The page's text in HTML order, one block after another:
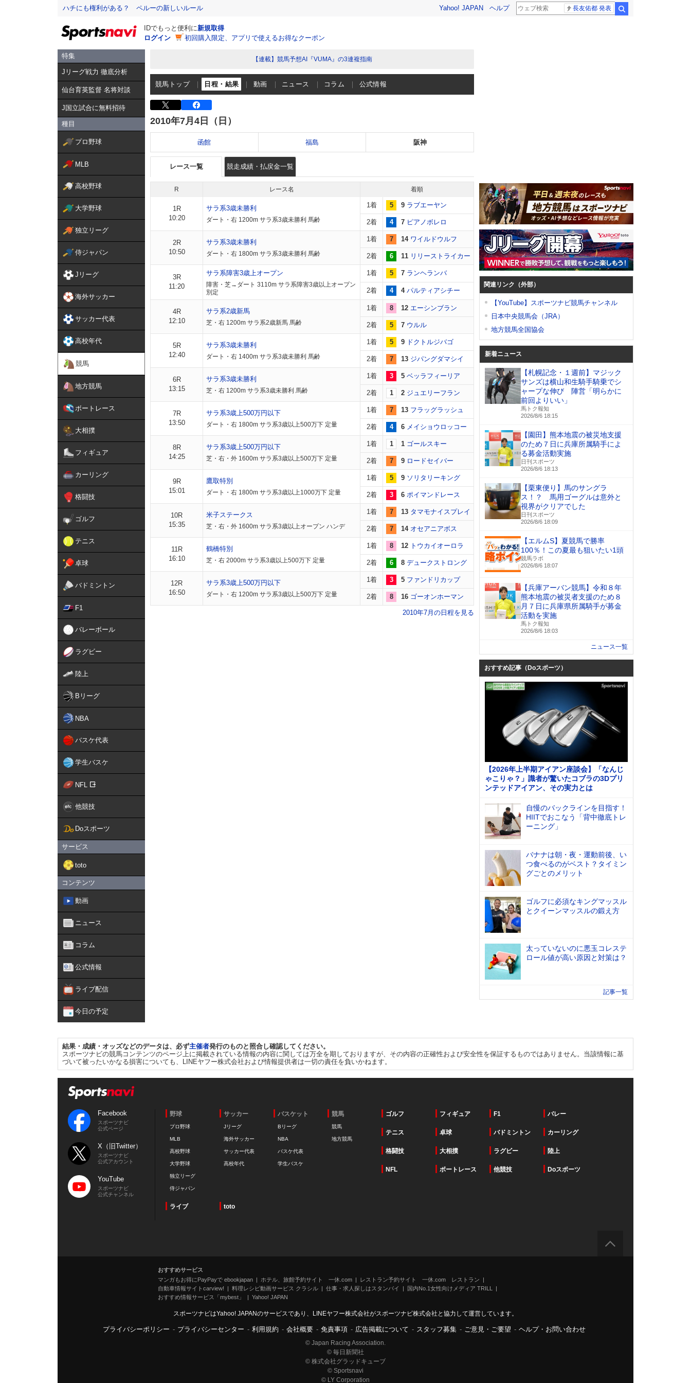
ハチにも権利がある？ ペルーの新しいルール Yahoo! JAPAN ヘルプ 長友佑都 発表
IDでもっと便利に新規取得
ログイン
初回購入限定、アプリで使えるお得なクーポン
特集
Jリーグ戦力 徹底分析
仙台育英監督 名将対談
J国立試合に無料招待
種目
プロ野球
MLB
高校野球
大学野球
独立リーグ
侍ジャパン
Jリーグ
海外サッカー
サッカー代表
高校年代
競馬
地方競馬
ボートレース
大相撲
フィギュア
カーリング
格闘技
ゴルフ
テニス
卓球
バドミントン
F1
バレーボール
ラグビー
陸上
Bリーグ
NBA
バスケ代表
学生バスケ
NFL
他競技
Doスポーツ
サービス
toto
コンテンツ
動画
ニュース
コラム
公式情報
ライブ配信
今日の予定
【連載】競馬予想AI『VUMA』の3連複指南
競馬トップ 日程・結果 動画 ニュース コラム 公式情報
2010年7月4日（日）
函館 福島 阪神
レース一覧 競走成績・払戻金一覧
R レース名 着順
1R
10:20
サラ系3歳未勝利
ダート・右 1200m サラ系3歳未勝利 馬齢
1着 5 9 ラブエーヤン
2着 4 7 ピアノボレロ
2R
10:50
サラ系3歳未勝利
ダート・右 1800m サラ系3歳未勝利 馬齢
1着 7 14 ワイルドウルフ
2着 6 11 リリーストライカー
3R
11:20
サラ系障害3歳上オープン
障害・芝→ダート 3110m サラ系障害3歳以上オープン
別定
1着 5 7 ランヘランバ
2着 4 4 パルティアシチー
4R
12:10
サラ系2歳新馬
芝・右 1200m サラ系2歳新馬 馬齢
1着 8 12 エーシンブラン
2着 5 7 ウルル
5R
12:40
サラ系3歳未勝利
ダート・右 1400m サラ系3歳未勝利 馬齢
1着 5 9 ドクトルジバゴ
2着 7 13 ジパングダマシイ
6R
13:15
サラ系3歳未勝利
芝・右 1200m サラ系3歳未勝利 馬齢
1着 3 5 ベッラフィーリア
2着 1 2 ジュエリーフラン
7R
13:50
サラ系3歳上500万円以下
ダート・右 1800m サラ系3歳以上500万下 定量
1着 7 13 フラッグラッシュ
2着 4 6 メイショウロッコー
8R
14:25
サラ系3歳上500万円以下
芝・右・外 1600m サラ系3歳以上500万下 定量
1着 1 1 ゴールスキー
2着 7 9 ロードセイバー
9R
15:01
鷹取特別
ダート・右 1800m サラ系3歳以上1000万下 定量
1着 5 9 ソリタリーキング
2着 3 6 ポイマンドレース
10R
15:35
米子ステークス
芝・右・外 1600m サラ系3歳以上オープン ハンデ
1着 7 13 タマモナイスプレイ
2着 7 14 オセアニアボス
11R
16:10
鶴橋特別
芝・右 2000m サラ系3歳以上500万下 定量
1着 8 12 トウカイオーロラ
2着 6 8 デュークストロング
12R
16:50
サラ系3歳上500万円以下
ダート・右 1200m サラ系3歳以上500万下 定量
1着 3 5 ファンドリカップ
2着 8 16 ゴーオンホーマン
2010年7月の日程を見る
関連リンク（外部）
【YouTube】スポーツナビ競馬チャンネル
日本中央競馬会（JRA）
地方競馬全国協会
新着ニュース
【札幌記念・１週前】マジック
サンズは横山和生騎手騎乗でシ
ャープな伸び 陣営「明らかに
前回よりいい」
馬トク報知
2026/8/6 18:15
【園田】熊本地震の被災地支援
のため７日に兵庫所属騎手によ
る募金活動実施
日刊スポーツ
2026/8/6 18:13
【栗東便り】馬のサングラ
ス！？ 馬用ゴーグルは意外と
視界がクリアでした
日刊スポーツ
2026/8/6 18:09
【エルムS】夏競馬で勝率
100％！この夏最も狙いたい1頭
競馬ラボ
2026/8/6 18:07
【兵庫アーバン競馬】令和８年
熊本地震の被災者支援のため８
月７日に兵庫県所属騎手が募金
活動を実施
馬トク報知
2026/8/6 18:03
ニュース一覧
おすすめ記事（Doスポーツ）
【2026年上半期アイアン座談会】「なんじ
ゃこりゃ？」識者が驚いたコブラの3Dプリ
ンテッドアイアン、その実力とは
自慢のバックラインを目指す！
HIITでおこなう「背中徹底トレ
ーニング」
バナナは朝・夜・運動前後、い
つ食べるのがベスト？タイミン
グごとのメリット
ゴルフに必須なキングマッスル
とクイーンマッスルの鍛え方
太っていないのに悪玉コレステ
ロール値が高い原因と対策は？
記事一覧
結果・成績・オッズなどのデータは、必ず主催者発行のものと照合し確認してください。
スポーツナビの競馬コンテンツのページ上に掲載されている情報の内容に関しては万全を期しておりますが、その内容の正確性および安全性を保証するものではありません。当該情報に基
づいて被ったいかなる損害についても、LINEヤフー株式会社および情報提供者は一切の責任を負いかねます。
Facebook
スポーツナビ
公式ページ
X（旧Twitter）
スポーツナビ
公式アカウント
YouTube
スポーツナビ
公式チャンネル
野球
プロ野球
MLB
高校野球
大学野球
独立リーグ
侍ジャパン
サッカー
Jリーグ
海外サッカー
サッカー代表
高校年代
バスケット
Bリーグ
NBA
バスケ代表
学生バスケ
競馬
競馬
地方競馬
ゴルフ フィギュア F1 バレー
テニス 卓球 バドミントン カーリング
格闘技 大相撲 ラグビー 陸上
NFL ボートレース 他競技 Doスポーツ
ライブ toto
おすすめサービス
マンガもお得にPayPayで ebookjapan
ホテル、旅館予約サイト 一休.com
レストラン予約サイト 一休.com レストラン
自動車情報サイトcarview!
料理レシピ動画サービス クラシル 仕事・求人探しはスタンバイ
国内No.1女性向けメディア TRILL
おすすめ情報サービス「mybest」
Yahoo! JAPAN
スポーツナビはYahoo! JAPANのサービスであり、LINEヤフー株式会社がスポーツナビ株式会社と協力して運営しています。
プライバシーポリシー - プライバシーセンター - 利用規約 - 会社概要 - 免責事項 - 広告掲載について - スタッフ募集 - ご意見・ご要望 - ヘルプ・お問い合わせ
© Japan Racing Association.
© 毎日新聞社
© 株式会社グラッドキューブ
© Sportsnavi
© LY Corporation